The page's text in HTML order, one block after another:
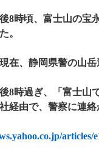
8時頃、富士山の宝
。
在、静岡県警の山
8時過ぎ、「富士山
経由で、警察に連絡
articles/